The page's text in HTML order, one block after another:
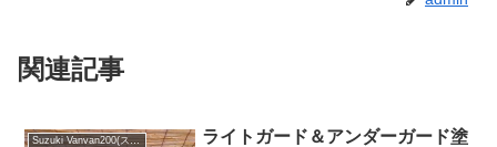
関連記事
ライトガード＆アンダーガード塗